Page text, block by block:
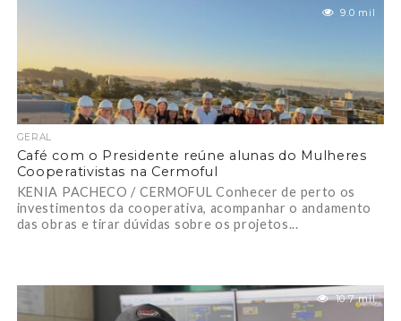
9.0 mil
GERAL
Café com o Presidente reúne alunas do Mulheres
Cooperativistas na Cermoful
KENIA PACHECO / CERMOFUL Conhecer de perto os
investimentos da cooperativa, acompanhar o andamento
das obras e tirar dúvidas sobre os projetos...
10.7 mil